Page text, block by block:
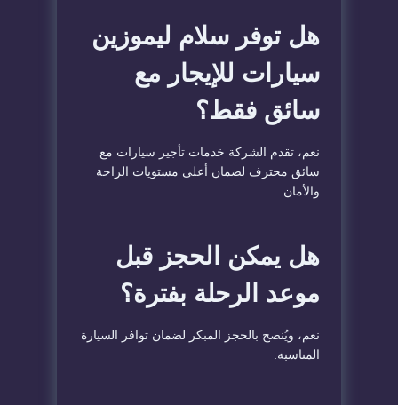
هل توفر سلام ليموزين
سيارات للإيجار مع
سائق فقط؟
نعم، تقدم الشركة خدمات تأجير سيارات مع
سائق محترف لضمان أعلى مستويات الراحة
والأمان.
هل يمكن الحجز قبل
موعد الرحلة بفترة؟
نعم، ويُنصح بالحجز المبكر لضمان توافر السيارة
المناسبة.